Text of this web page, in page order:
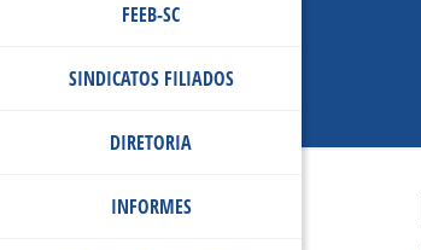
FEEB-SC
SINDICATOS FILIADOS
DIRETORIA
INFORMES